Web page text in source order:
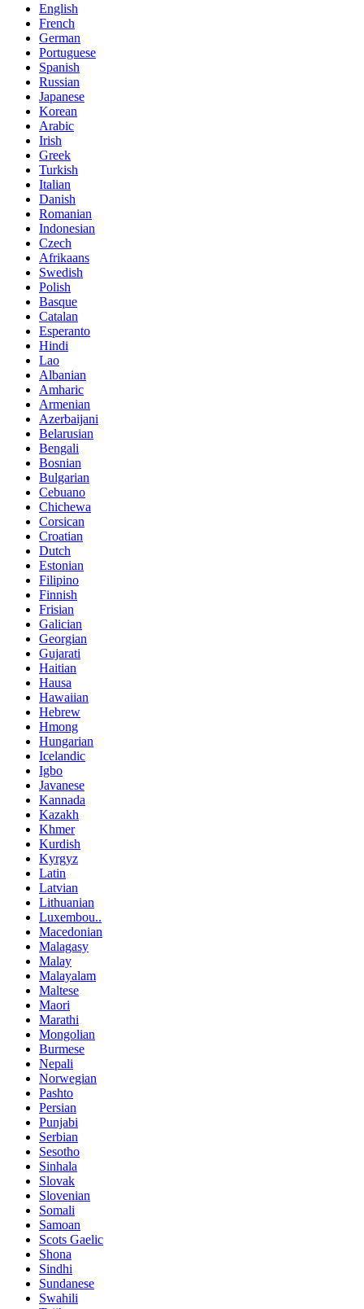
English
French
German
Portuguese
Spanish
Russian
Japanese
Korean
Arabic
Irish
Greek
Turkish
Italian
Danish
Romanian
Indonesian
Czech
Afrikaans
Swedish
Polish
Basque
Catalan
Esperanto
Hindi
Lao
Albanian
Amharic
Armenian
Azerbaijani
Belarusian
Bengali
Bosnian
Bulgarian
Cebuano
Chichewa
Corsican
Croatian
Dutch
Estonian
Filipino
Finnish
Frisian
Galician
Georgian
Gujarati
Haitian
Hausa
Hawaiian
Hebrew
Hmong
Hungarian
Icelandic
Igbo
Javanese
Kannada
Kazakh
Khmer
Kurdish
Kyrgyz
Latin
Latvian
Lithuanian
Luxembou..
Macedonian
Malagasy
Malay
Malayalam
Maltese
Maori
Marathi
Mongolian
Burmese
Nepali
Norwegian
Pashto
Persian
Punjabi
Serbian
Sesotho
Sinhala
Slovak
Slovenian
Somali
Samoan
Scots Gaelic
Shona
Sindhi
Sundanese
Swahili